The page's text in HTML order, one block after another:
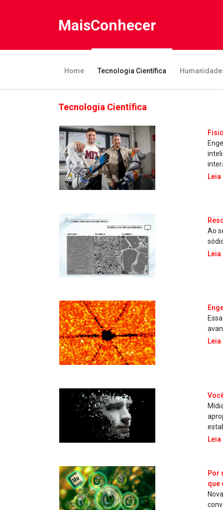
MaisConhecer
Home Tecnologia Científica
Tecnologia Científica
Ao
Por
que